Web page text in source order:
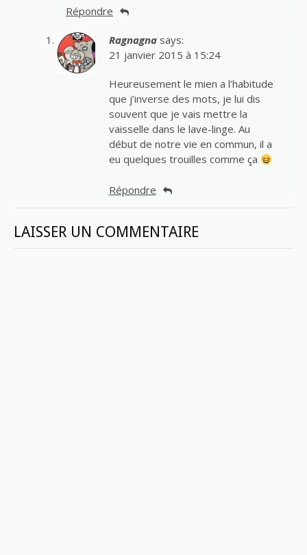
Répondre
Ragnagna says:
21 janvier 2015 à 15:24
Heureusement le mien a l’habitude
que j’inverse des mots, je lui dis
souvent que je vais mettre la
vaisselle dans le lave-linge. Au
début de notre vie en commun, il a
eu quelques trouilles comme ça
Répondre
LAISSER UN COMMENTAIRE